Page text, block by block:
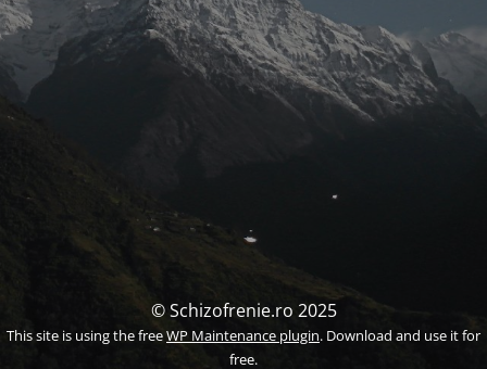
© Schizofrenie.ro 2025
This site is using the freeWP Maintenance plugin. Download and use it for
free.